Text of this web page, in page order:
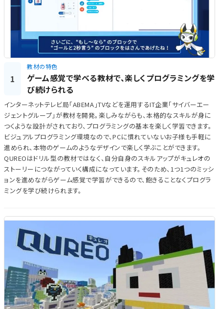
1
教材の特色
ゲーム感覚で学べる教材で、楽しくプログラミングを学
び続けられる
インターネットテレビ局「ABEMA」TVなどを運用するIT企業「サイバーエー
ジェントグループ」が教材を開発。楽しみながらも、本格的なスキルが身に
つくような設計がされており、プログラミングの基本を楽しく学習できます。
ビジュアルプログラミング環境なので、PCに慣れていないお子様も手軽に
進められ、本物のゲームのようなデザインで楽しく学ぶことができます。
QUREOはドリル型の教材ではなく、自分自身のスキルアップがキュレオの
ストーリーにつながっていく構成になっています。そのため、1つ1つのミッシ
ョンを進めながらゲーム感覚で学習ができるので、飽きることなくプログラ
ミングを学び続けられます。